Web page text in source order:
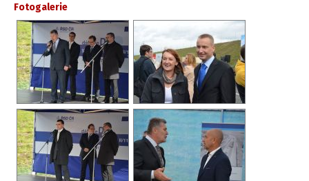
Fotogalerie